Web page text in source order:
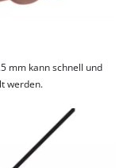
mm kann schnell und
werden.